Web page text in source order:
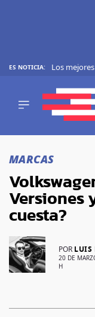
ES NOTICIA: Los
SHOWS
CURIOSIDADES
MARCAS
RANKINGS
SÍGUENOS
MARCAS
Versiones
cuesta?
POR LUIS
20 DE
H